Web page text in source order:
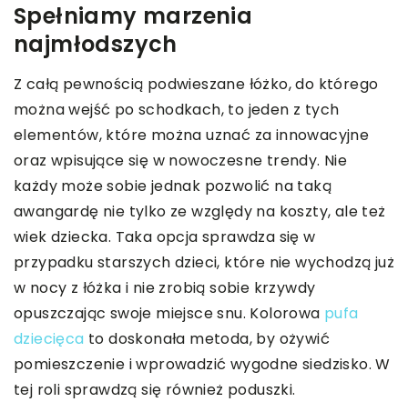
Spełniamy marzenia
najmłodszych
Z całą pewnością podwieszane łóżko, do którego
można wejść po schodkach, to jeden z tych
elementów, które można uznać za innowacyjne
oraz wpisujące się w nowoczesne trendy. Nie
każdy może sobie jednak pozwolić na taką
awangardę nie tylko ze względy na koszty, ale też
wiek dziecka. Taka opcja sprawdza się w
przypadku starszych dzieci, które nie wychodzą już
w nocy z łóżka i nie zrobią sobie krzywdy
opuszczając swoje miejsce snu. Kolorowa pufa
dziecięca to doskonała metoda, by ożywić
pomieszczenie i wprowadzić wygodne siedzisko. W
tej roli sprawdzą się również poduszki.